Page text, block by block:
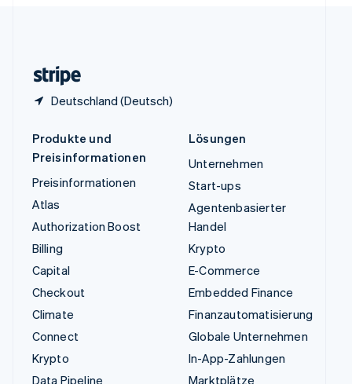
Deutschland (Deutsch)
Produkte und
Preisinformationen
Preisinformationen
Atlas
Authorization Boost
Billing
Capital
Checkout
Climate
Connect
Krypto
Data Pipeline
Lösungen
Unternehmen
Start-ups
Agentenbasierter
Handel
Krypto
E-Commerce
Embedded Finance
Finanzautomatisierung
Globale Unternehmen
In-App-Zahlungen
Marktplätze